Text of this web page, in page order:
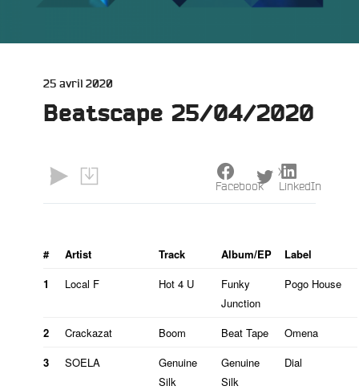
Publié
25 avril 2020
Beatscape 25/04/2020
# Artist Track Album/EP
Label
1
Local F Hot 4 U
Funky
Junction
Pogo House
2 Crackazat Boom Beat Tape
Omena
3
SOELA
Genuine
Silk
Genuine
Silk
Dial
Facebook
X
LinkedIn